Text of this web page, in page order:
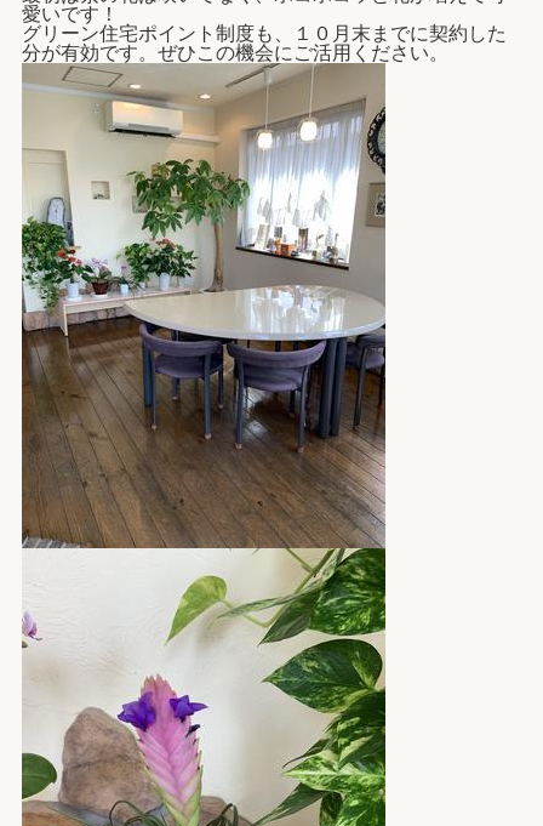
愛いです！
グリーン住宅ポイント制度も、１０月末までに契約した
分が有効です。ぜひこの機会にご活用ください。